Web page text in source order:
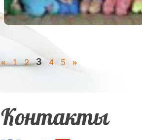
« 1 2 3 4 5 »
Контакты